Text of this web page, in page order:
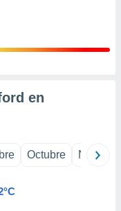
en
Octubre